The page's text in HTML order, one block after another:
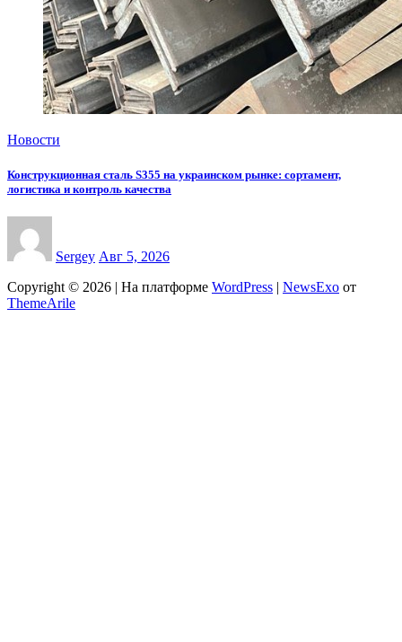
Новости
Конструкционная сталь S355 на украинском рынке: сортамент,
логистика и контроль качества
Sergey Авг 5, 2026
Copyright © 2026 | На платформе WordPress | NewsExo от
ThemeArile